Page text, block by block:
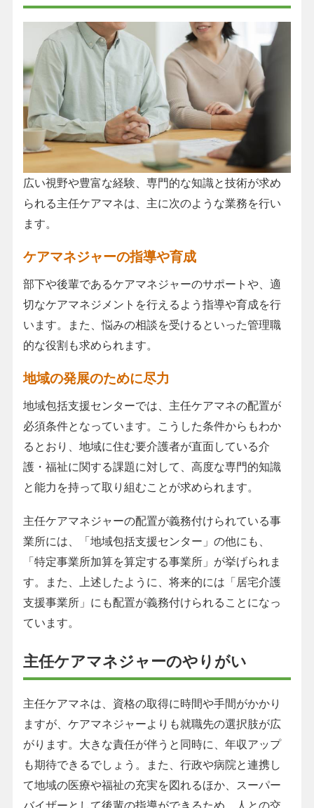
広い視野や豊富な経験、専門的な知識と技術が求め
られる主任ケアマネは、主に次のような業務を行い
ます。
ケアマネジャーの指導や育成
部下や後輩であるケアマネジャーのサポートや、適
切なケアマネジメントを行えるよう指導や育成を行
います。また、悩みの相談を受けるといった管理職
的な役割も求められます。
地域の発展のために尽力
地域包括支援センターでは、主任ケアマネの配置が
必須条件となっています。こうした条件からもわか
るとおり、地域に住む要介護者が直面している介
護・福祉に関する課題に対して、高度な専門的知識
と能力を持って取り組むことが求められます。
主任ケアマネジャーの配置が義務付けられている事
業所には、「地域包括支援センター」の他にも、
「特定事業所加算を算定する事業所」が挙げられま
す。また、上述したように、将来的には「居宅介護
支援事業所」にも配置が義務付けられることになっ
ています。
主任ケアマネジャーのやりがい
主任ケアマネは、資格の取得に時間や手間がかかり
ますが、ケアマネジャーよりも就職先の選択肢が広
がります。大きな責任が伴うと同時に、年収アップ
も期待できるでしょう。また、行政や病院と連携し
て地域の医療や福祉の充実を図れるほか、スーパー
バイザーとして後輩の指導ができるため、人との交